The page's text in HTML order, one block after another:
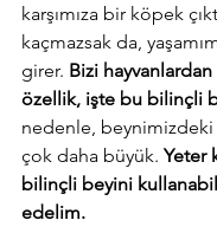
karşımıza bir köpek
kaçmazsak da,
girer. Bizi
özellik, işte bu bilinçli
nedenle, beynimizdeki
çok daha büyük. Yeter
bilinçli beyini
edelim.